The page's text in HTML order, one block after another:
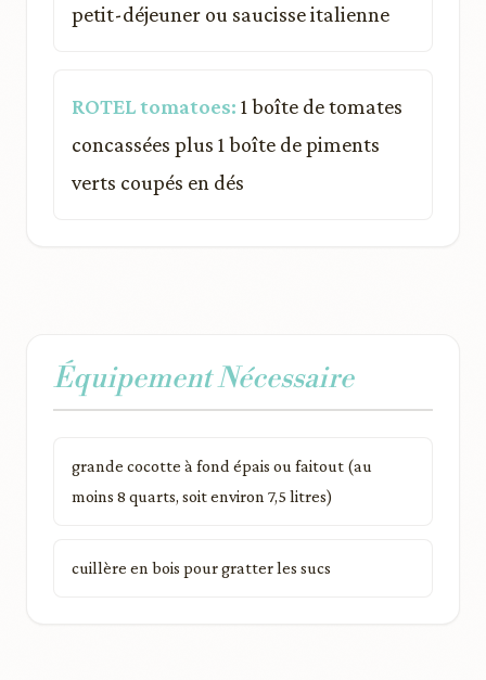
petit-déjeuner ou saucisse italienne
ROTEL tomatoes: 1 boîte de tomates
concassées plus 1 boîte de piments
verts coupés en dés
Équipement Nécessaire
grande cocotte à fond épais ou faitout (au
moins 8 quarts, soit environ 7,5 litres)
cuillère en bois pour gratter les sucs